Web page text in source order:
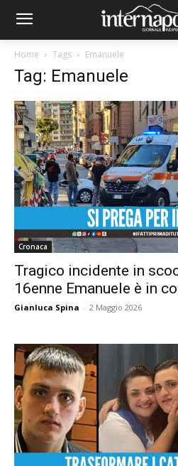
Home Tags Emanuele
Tag: Emanuele
Cronaca
Tragico incidente in
16enne Emanuele è in
Gianluca Spina - 2 Maggio 2026